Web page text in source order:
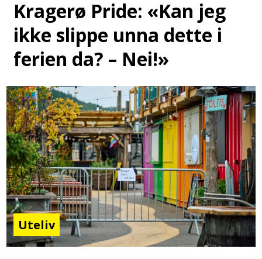
Kragerø Pride: «Kan jeg
ikke slippe unna dette i
ferien da? – Nei!»
Uteliv